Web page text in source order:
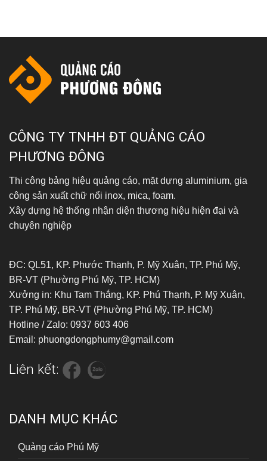
CÔNG TY TNHH ĐT QUẢNG CÁO
PHƯƠNG ĐÔNG
Thi công bảng hiệu quảng cáo, mặt dựng aluminium, gia
công sản xuất chữ nổi inox, mica, foam.
Xây dựng hệ thống nhận diện thương hiệu hiện đại và
chuyên nghiệp
ĐC: QL51, KP. Phước Thạnh, P. Mỹ Xuân, TP. Phú Mỹ,
BR-VT (Phường Phú Mỹ, TP. HCM)
Xưởng in: Khu Tam Thắng, KP. Phú Thạnh, P. Mỹ Xuân,
TP. Phú Mỹ, BR-VT (Phường Phú Mỹ, TP. HCM)
Hotline / Zalo: 0937 603 406
Email: phuongdongphumy@gmail.com
Liên kết:
DANH MỤC KHÁC
Quảng cáo Phú Mỹ